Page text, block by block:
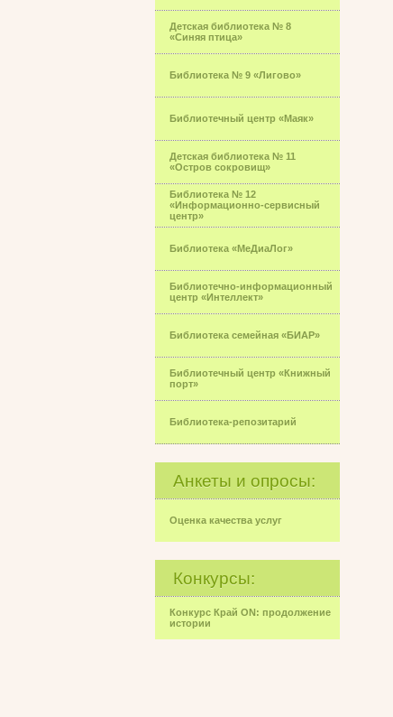
Детская библиотека № 8
«Синяя птица»
Библиотека № 9 «Лигово»
Библиотечный центр «Маяк»
Детская библиотека № 11
«Остров сокровищ»
Библиотека № 12
«Информационно-сервисный
центр»
Библиотека «МеДиаЛог»
Библиотечно-информационный
центр «Интеллект»
Библиотека семейная «БИАР»
Библиотечный центр «Книжный
порт»
Библиотека-репозитарий
Анкеты и опросы:
Оценка качества услуг
Конкурсы:
Конкурс Край ON: продолжение
истории